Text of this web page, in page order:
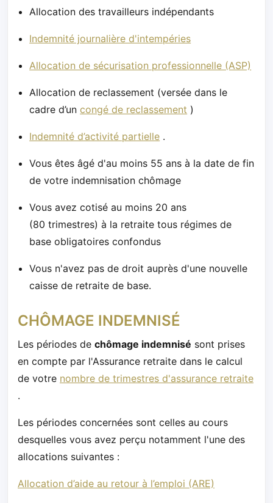
Allocation des travailleurs indépendants
Indemnité journalière d'intempéries
Allocation de sécurisation professionnelle (ASP)
Allocation de reclassement (versée dans le
cadre d’uncongé de reclassement )
Indemnité d’activité partielle .
Vous êtes âgé d'au moins 55 ans à la date de fin
de votre indemnisation chômage
Vous avez cotisé au moins 20 ans
(80 trimestres) à la retraite tous régimes de
base obligatoires confondus
Vous n'avez pas de droit auprès d'une nouvelle
caisse de retraite de base.
CHÔMAGE INDEMNISÉ
Les périodes de chômage indemnisé sont prises
en compte par l'Assurance retraite dans le calcul
de votre nombre de trimestres d'assurance retraite
.
Les périodes concernées sont celles au cours
desquelles vous avez perçu notamment l'une des
allocations suivantes :
Allocation d’aide au retour à l’emploi (ARE)